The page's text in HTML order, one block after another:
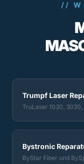
//
Trumpf Laser
TruLaser 1030,
Bystronic
ByStar Fiber und